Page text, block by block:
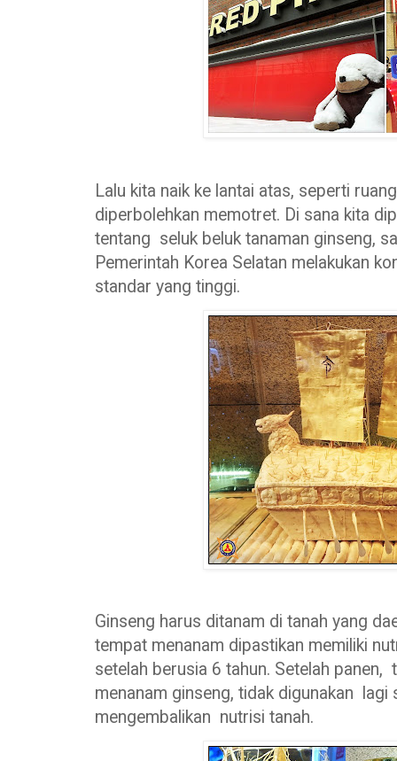
Lalu kita naik ke lantai atas, seperti
diperbolehkan memotret. Di sana kita
tentang seluk beluk tanaman ginseng,
Pemerintah Korea Selatan melakukan
standar yang tinggi.
Ginseng harus ditanam di tanah yang
tempat menanam dipastikan memiliki
setelah berusia 6 tahun. Setelah panen,
menanam ginseng, tidak digunakan lagi
mengembalikan nutrisi tanah.